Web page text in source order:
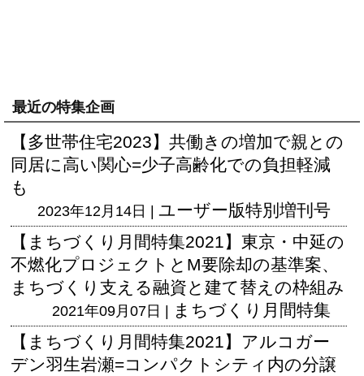
最近の特集企画
【多世帯住宅2023】共働きの増加で親との
同居に高い関心=少子高齢化での負担軽減
も
2023年12月14日 | ユーザー版特別増刊号
【まちづくり月間特集2021】東京・中延の
不燃化プロジェクトとM要除却の基準案、
まちづくり支える融資と建て替えの枠組み
2021年09月07日 | まちづくり月間特集
【まちづくり月間特集2021】アルコガー
デン羽生岩瀬=コンパクトシティ内の分譲